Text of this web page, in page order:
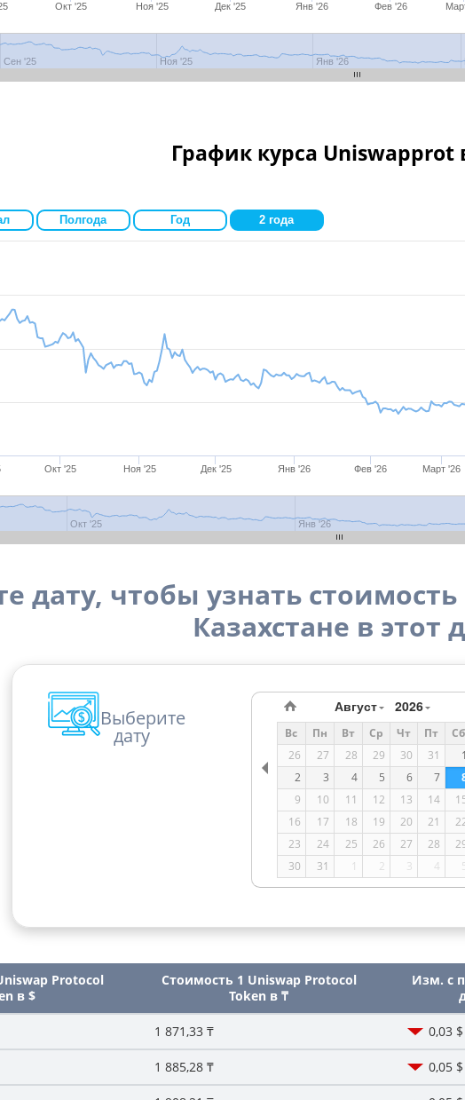
Окт '25 Ноя '25 Дек '25 Янв '26 Фев '26
Сен '25 Ноя '25 Янв '26
Сен '25 Окт '25 Ноя '25 Дек '25 Янв '26 Фев '26
График курса Uniswapprot
Окт '25 Ноя '25 Дек '25 Янв '26 Фев '26 Март '26
Окт '25 Янв '26
Полгода Год 2 года
дату, чтобы узнать
Казахстане в этот
Выберите
дату
Август 2026
Вс Пн Вт Ср Чт Пт
Сб
26
27 28 29 30 31
1
2
3 4 5 6 7
9
10 11 12 13 14
16
17 18 19 20 21
23
24 25 26 27 28
30
31 1 2 3 4
Protocol
в $
Стоимость 1 Uniswap Protocol
Token в ₸
Изм. с
1 871,33 ₸ 0,03 $
1 885,28 ₸ 0,05 $